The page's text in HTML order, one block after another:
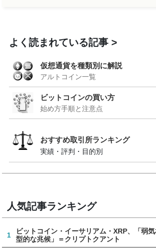
よく読まれている記事
仮想通貨を種類別に解説
アルトコイン一覧
ビットコインの買い方
始め方手順と注意点
おすすめ取引所ランキング
実績・評判・目的別
人気記事ランキング
1
ビットコイン・イーサリアム・XRP、「弱
型的な兆候」＝クリプトクアント